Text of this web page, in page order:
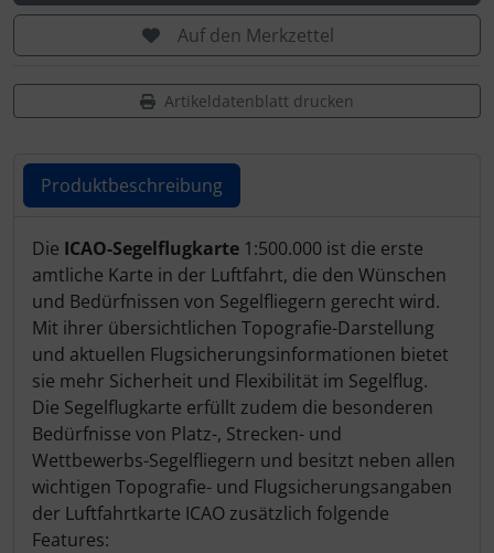
Auf den Merkzettel
Artikeldatenblatt drucken
Produktbeschreibung
Produktbeschreibung
Die ICAO-Segelflugkarte 1:500.000 ist die erste
amtliche Karte in der Luftfahrt, die den Wünschen
und Bedürfnissen von Segelfliegern gerecht wird.
Mit ihrer übersichtlichen Topografie-Darstellung
und aktuellen Flugsicherungsinformationen bietet
sie mehr Sicherheit und Flexibilität im Segelflug.
Die Segelflugkarte erfüllt zudem die besonderen
Bedürfnisse von Platz-, Strecken- und
Wettbewerbs-Segelfliegern und besitzt neben allen
wichtigen Topografie- und Flugsicherungsangaben
der Luftfahrtkarte ICAO zusätzlich folgende
Features:
Schutz und Pflege
Schutztaschen Interieur
Tapes und Tuning
Transponder
Sonstiges